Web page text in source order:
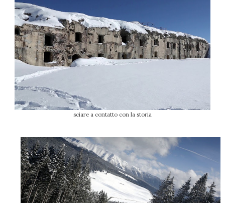
sciare a contatto con la storia